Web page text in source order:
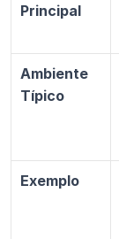
Principal
Ambiente
Típico
Exemplo